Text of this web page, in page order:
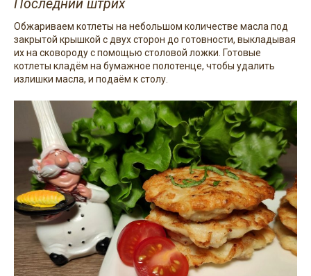
Последний штрих
Обжариваем котлеты на небольшом количестве масла под
закрытой крышкой с двух сторон до готовности, выкладывая
их на сковороду с помощью столовой ложки. Готовые
котлеты кладём на бумажное полотенце, чтобы удалить
излишки масла, и подаём к столу.